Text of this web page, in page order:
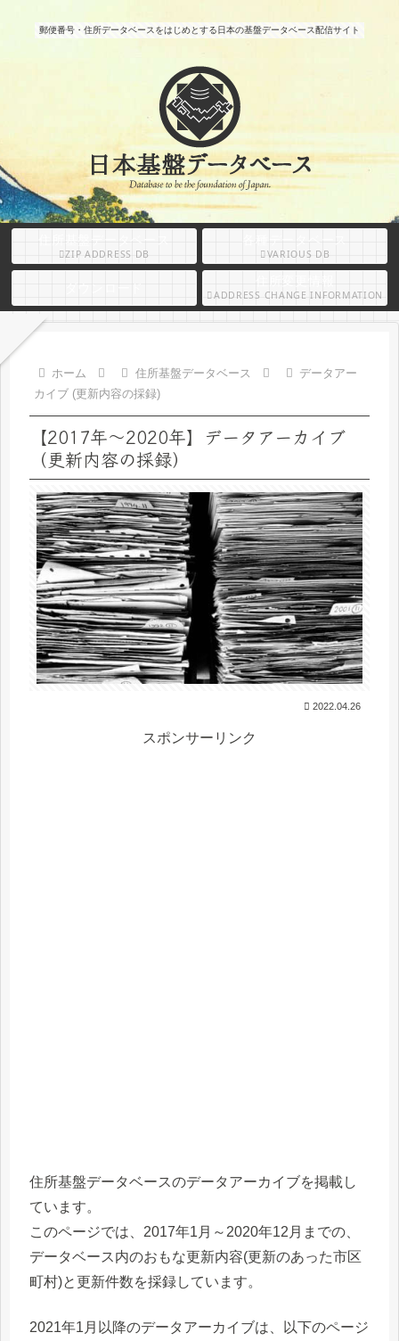
郵便番号・住所データベースをはじめとする日本の基盤データベース配信サイト
住所基盤データベース
ZIP ADDRESS DB VARIOUS DB
ADDRESS CHANGE INFORMATION
ホーム 住所基盤データベース
データアー
カイブ (更新内容の採録)
【2017年～2020年】データアーカイブ
（更新内容の採録）
2022.04.26
スポンサーリンク
住所基盤データベースのデータアーカイブを掲載し
ています。
このページでは、2017年1月～2020年12月までの、
データベース内のおもな更新内容(更新のあった市区
町村)と更新件数を採録しています。
2021年1月以降のデータアーカイブは、以下のページ